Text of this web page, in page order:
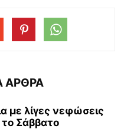
ΑΡΘΡΑ
με λίγες νεφώσεις
Σάββατο